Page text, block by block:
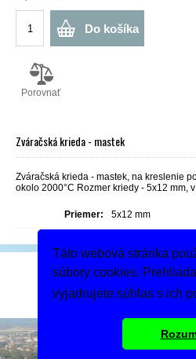
Táto webová stránka
súbory cookies.
vyjadrujete súhlas s ich
Do košíka
Porovnať
Zváračská krieda - mastek
Zváračská krieda - mastek, na kreslenie
okolo 2000°C Rozmer kriedy - 5x12 mm,
Priemer: 5x12 mm
Podeľte sa
Dodanie
Copyright 2019 - 2026 © MIGASS